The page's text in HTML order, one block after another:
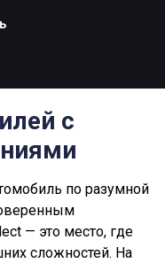
с
по разумной
— это место, где
сложностей. На